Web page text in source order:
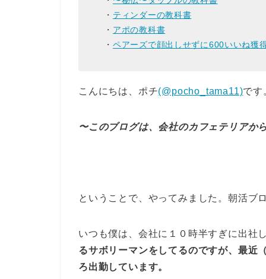
・ ティンダーの教科書
・ アポの教科書
・ ペアーズで顔出しせずに600いいね獲
こんにちは、ポチ(@pocho_tama11)です
〜このブログは、会社のカフェテリアか
ということで、やってみました。朝活ブ
いつも僕は、会社に１０時半すぎに出社
るサボリーマンをしてるのですが、最近
ろ出勤しています。